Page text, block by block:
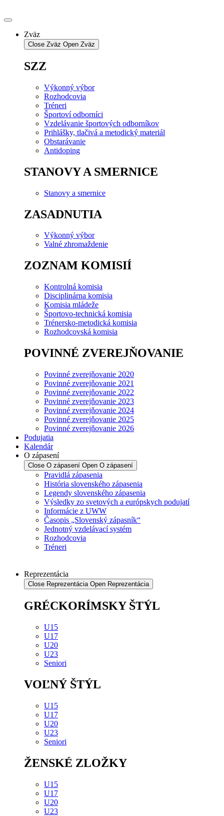
na
Zväz
Close Zväz Open Zväz
SZZ
Výkonný výbor
Rozhodcovia
Tréneri
Športoví odborníci
Vzdelávanie športových odborníkov
Prihlášky, tlačivá a metodický materiál
Obstarávanie
Antidoping
STANOVY A SMERNICE
Stanovy a smernice
ZASADNUTIA
Výkonný výbor
Valné zhromaždenie
ZOZNAM KOMISIÍ
Kontrolná komisia
Disciplinárna komisia
Komisia mládeže
Športovo-technická komisia
Trénersko-metodická komisia
Rozhodcovská komisia
POVINNÉ ZVEREJŇOVANIE
Povinné zverejňovanie 2020
Povinné zverejňovanie 2021
Povinné zverejňovanie 2022
Povinné zverejňovanie 2023
Povinné zverejňovanie 2024
Povinné zverejňovanie 2025
Povinné zverejňovanie 2026
Podujatia
Kalendár
O zápasení
Close O zápasení Open O zápasení
Pravidlá zápasenia
História slovenského zápasenia
Legendy slovenského zápasenia
Výsledky zo svetových a európskych podujatí
Informácie z UWW
Časopis „Slovenský zápasník“
Jednotný vzdelávací systém
Rozhodcovia
Tréneri
Reprezentácia
Close Reprezentácia Open Reprezentácia
GRÉCKORÍMSKY ŠTÝL
U15
U17
U20
U23
Seniori
VOĽNÝ ŠTÝL
U15
U17
U20
U23
Seniori
ŽENSKÉ ZLOŽKY
U15
U17
U20
U23